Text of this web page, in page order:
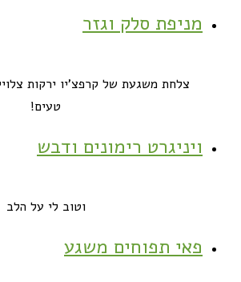
מניפת סלק וגזר
צלחת משגעת של קרפצ'יו ירקות
טעים!
ויניגרט רימונים ודבש
וטוב לי על הלב
פאי תפוחים משגע